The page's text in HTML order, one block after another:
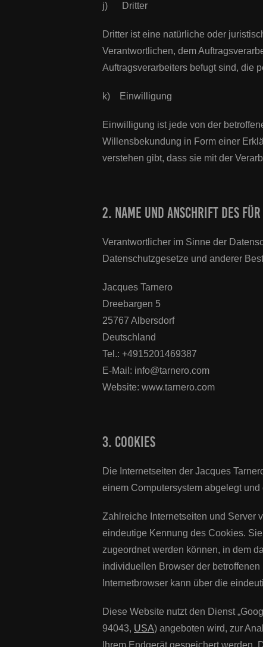
j) Dritter
Dritter ist eine natürliche oder
Verantwortlichen, dem
Auftragsverarbeiters befugt sind, die
k) Einwilligung
Einwilligung ist jede von der
Willensbekundung in Form einer
verstehen gibt, dass sie mit der
2. Name und Anschrift des
Verantwortlicher im Sinne der
Datenschutzgesetze und anderer
Jacques Tarnero
Dreebargen 5
25767 Albersdorf
Deutschland
Tel.: +4915201469387
E-Mail: info@tarnero.com
Website: www.tarnero.com
3. Cookies
Die Internetseiten der Jacques
einem Computersystem abgelegt
Zahlreiche Internetseiten und Server
eindeutige Kennung des Cookies.
zugeordnet werden können, in dem
individuellen Browser der
Internetbrowser kann über die
Diese Website nutzt den Dienst
94043, USA) angeboten wird, zur
Ihrem Endgerät gespeichert